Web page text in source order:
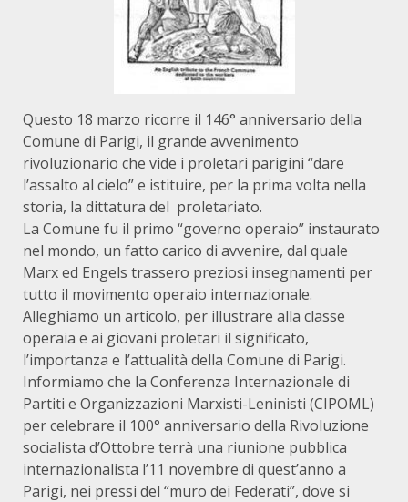
Questo 18 marzo ricorre il 146° anniversario della
Comune di Parigi, il grande avvenimento
rivoluzionario che vide i proletari parigini “dare
l’assalto al cielo” e istituire, per la prima volta nella
storia, la dittatura del proletariato.
La Comune fu il primo “governo operaio” instaurato
nel mondo, un fatto carico di avvenire, dal quale
Marx ed Engels trassero preziosi insegnamenti per
tutto il movimento operaio internazionale.
Alleghiamo un articolo, per illustrare alla classe
operaia e ai giovani proletari il significato,
l’importanza e l’attualità della Comune di Parigi.
Informiamo che la Conferenza Internazionale di
Partiti e Organizzazioni Marxisti-Leninisti (CIPOML)
per celebrare il 100° anniversario della Rivoluzione
socialista d’Ottobre terrà una riunione pubblica
internazionalista l’11 novembre di quest’anno a
Parigi, nei pressi del “muro dei Federati”, dove si